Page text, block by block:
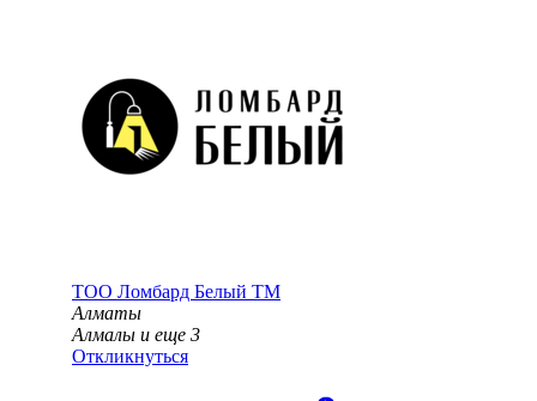
ТОО Ломбард Белый TM
Алматы
Алмалы и еще 3
Откликнуться